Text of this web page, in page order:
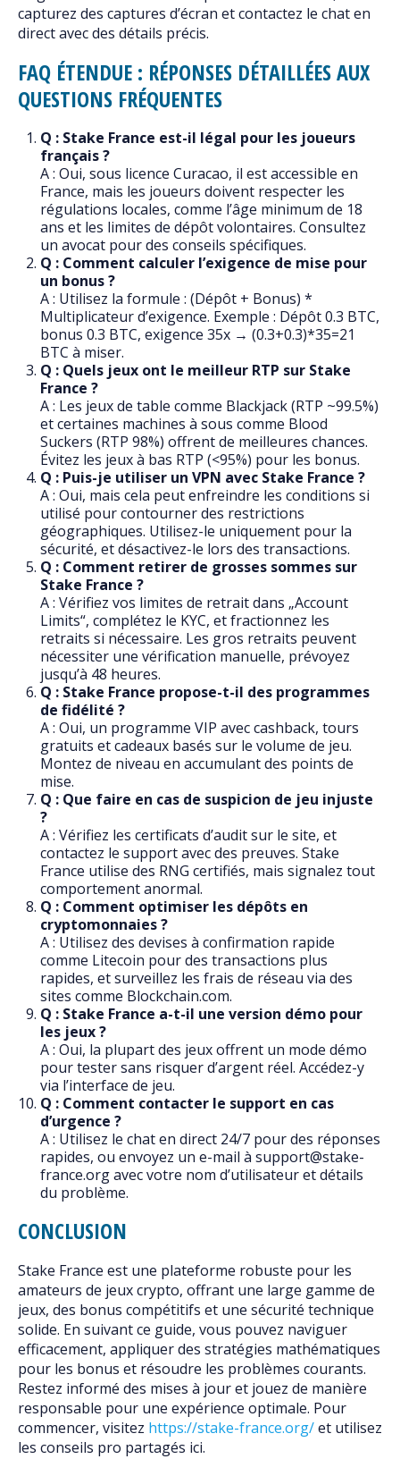
capturez des captures d’écran et contactez le chat en
direct avec des détails précis.
FAQ ÉTENDUE : RÉPONSES DÉTAILLÉES AUX
QUESTIONS FRÉQUENTES
Q : Stake France est-il légal pour les joueurs
français ?
A : Oui, sous licence Curacao, il est accessible en
France, mais les joueurs doivent respecter les
régulations locales, comme l’âge minimum de 18
ans et les limites de dépôt volontaires. Consultez
un avocat pour des conseils spécifiques.
Q : Comment calculer l’exigence de mise pour
un bonus ?
A : Utilisez la formule : (Dépôt + Bonus) *
Multiplicateur d’exigence. Exemple : Dépôt 0.3 BTC,
bonus 0.3 BTC, exigence 35x → (0.3+0.3)*35=21
BTC à miser.
Q : Quels jeux ont le meilleur RTP sur Stake
France ?
A : Les jeux de table comme Blackjack (RTP ~99.5%)
et certaines machines à sous comme Blood
Suckers (RTP 98%) offrent de meilleures chances.
Évitez les jeux à bas RTP (<95%) pour les bonus.
Q : Puis-je utiliser un VPN avec Stake France ?
A : Oui, mais cela peut enfreindre les conditions si
utilisé pour contourner des restrictions
géographiques. Utilisez-le uniquement pour la
sécurité, et désactivez-le lors des transactions.
Q : Comment retirer de grosses sommes sur
Stake France ?
A : Vérifiez vos limites de retrait dans „Account
Limits“, complétez le KYC, et fractionnez les
retraits si nécessaire. Les gros retraits peuvent
nécessiter une vérification manuelle, prévoyez
jusqu’à 48 heures.
Q : Stake France propose-t-il des programmes
de fidélité ?
A : Oui, un programme VIP avec cashback, tours
gratuits et cadeaux basés sur le volume de jeu.
Montez de niveau en accumulant des points de
mise.
Q : Que faire en cas de suspicion de jeu injuste
?
A : Vérifiez les certificats d’audit sur le site, et
contactez le support avec des preuves. Stake
France utilise des RNG certifiés, mais signalez tout
comportement anormal.
Q : Comment optimiser les dépôts en
cryptomonnaies ?
A : Utilisez des devises à confirmation rapide
comme Litecoin pour des transactions plus
rapides, et surveillez les frais de réseau via des
sites comme Blockchain.com.
Q : Stake France a-t-il une version démo pour
les jeux ?
A : Oui, la plupart des jeux offrent un mode démo
pour tester sans risquer d’argent réel. Accédez-y
via l’interface de jeu.
Q : Comment contacter le support en cas
d’urgence ?
A : Utilisez le chat en direct 24/7 pour des réponses
rapides, ou envoyez un e-mail à support@stake-
france.org avec votre nom d’utilisateur et détails
du problème.
CONCLUSION
Stake France est une plateforme robuste pour les
amateurs de jeux crypto, offrant une large gamme de
jeux, des bonus compétitifs et une sécurité technique
solide. En suivant ce guide, vous pouvez naviguer
efficacement, appliquer des stratégies mathématiques
pour les bonus et résoudre les problèmes courants.
Restez informé des mises à jour et jouez de manière
responsable pour une expérience optimale. Pour
commencer, visitez https://stake-france.org/et utilisez
les conseils pro partagés ici.